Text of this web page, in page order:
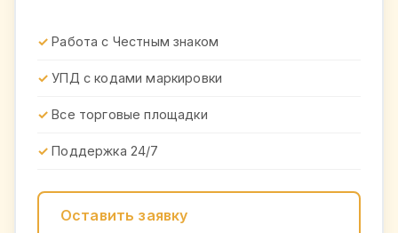
Работа с Честным знаком
УПД с кодами маркировки
Все торговые площадки
Поддержка 24/7
Оставить заявку